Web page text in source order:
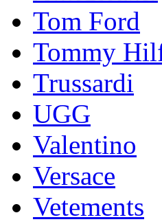
Tom Ford
Tommy
Trussardi
UGG
Valentino
Versace
Vetements